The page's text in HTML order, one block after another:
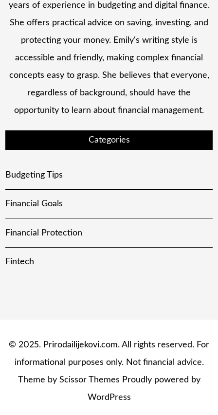
years of experience in budgeting and digital finance.
She offers practical advice on saving, investing, and
protecting your money. Emily's writing style is
accessible and friendly, making complex financial
concepts easy to grasp. She believes that everyone,
regardless of background, should have the
opportunity to learn about financial management.
Categories
Budgeting Tips
Financial Goals
Financial Protection
Fintech
© 2025. Prirodailijekovi.com. All rights reserved. For
informational purposes only. Not financial advice.
Theme by Scissor Themes Proudly powered by
WordPress